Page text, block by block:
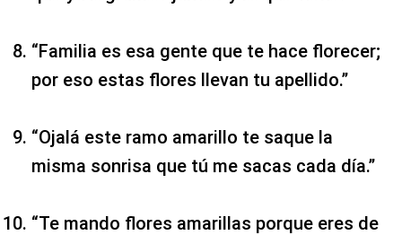
“Familia es esa gente que te hace florecer;
por eso estas flores llevan tu apellido.”
“Ojalá este ramo amarillo te saque la
misma sonrisa que tú me sacas cada día.”
“Te mando flores amarillas porque eres de